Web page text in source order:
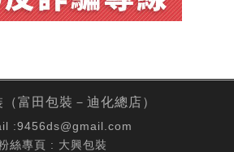
富田包裝－迪化總店）
:9456ds@gmail.com
絲專頁 : 大興包裝